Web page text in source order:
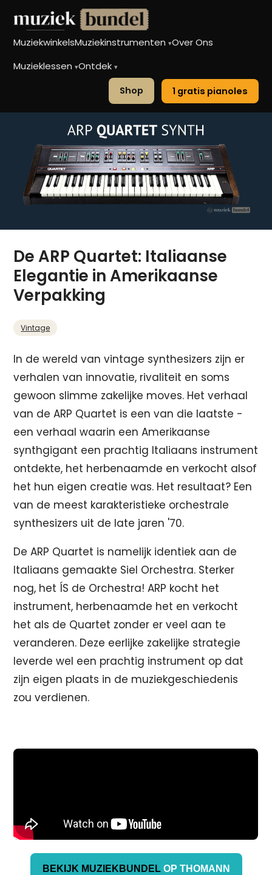
MuziekwinkelsMuziekinstrumenten▾Over Ons
Muzieklessen▾Ontdek▾
Shop 1 gratis pianoles
De ARP Quartet: Italiaanse
Elegantie in Amerikaanse
Verpakking
Vintage
In de wereld van vintage synthesizers zijn er
verhalen van innovatie, rivaliteit en soms
gewoon slimme zakelijke moves. Het verhaal
van de ARP Quartet is een van die laatste -
een verhaal waarin een Amerikaanse
synthgigant een prachtig Italiaans instrument
ontdekte, het herbenaamde en verkocht alsof
het hun eigen creatie was. Het resultaat? Een
van de meest karakteristieke orchestrale
synthesizers uit de late jaren '70.
De ARP Quartet is namelijk identiek aan de
Italiaans gemaakte Siel Orchestra. Sterker
nog, het ÍS de Orchestra! ARP kocht het
instrument, herbenaamde het en verkocht
het als de Quartet zonder er veel aan te
veranderen. Deze eerlijke zakelijke strategie
leverde wel een prachtig instrument op dat
zijn eigen plaats in de muziekgeschiedenis
zou verdienen.
BEKIJK MUZIEKBUNDEL OP THOMANN